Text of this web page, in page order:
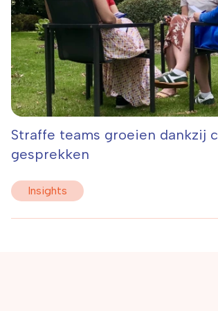
Straffe teams groeien dankzij
gesprekken
Insights